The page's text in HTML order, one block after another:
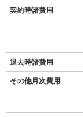
契約時諸費用
退去時諸費用
その他月次費用